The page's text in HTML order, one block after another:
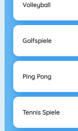
Volleyball
Golfspiele
Ping Pong
Tennis Spiele